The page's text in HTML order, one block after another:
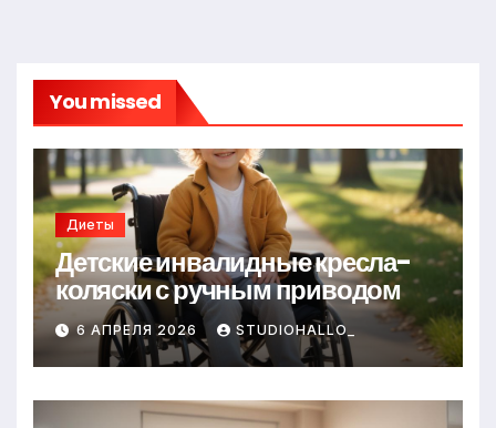
You missed
Диеты
Детские инвалидные кресла-
коляски с ручным приводом
6 АПРЕЛЯ 2026 STUDIOHALLO_